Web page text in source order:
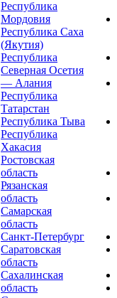
Республика
Мордовия
Республика Саха
(Якутия)
Республика
Северная Осетия
— Алания
Республика
Татарстан
Республика Тыва
Республика
Хакасия
Ростовская
область
Рязанская
область
Самарская
область
Санкт-Петербург
Саратовская
область
Сахалинская
область